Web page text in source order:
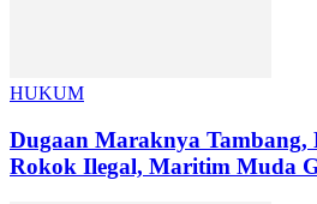
HUKUM
Dugaan Maraknya Tambang,
Rokok Ilegal, Maritim Muda